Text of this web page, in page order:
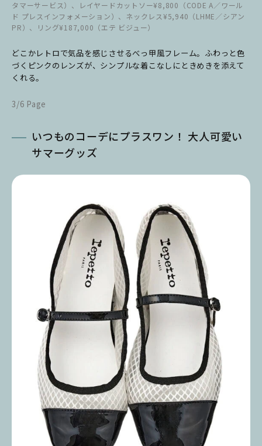
タマーサービス）、レイヤードカットソー¥8,800（CODE A／ワール
ド プレスインフォメーション）、ネックレス¥5,940（LHME／シアン
PR）、リング¥187,000（エテ ビジュー）
どこかレトロで気品を感じさせるべっ甲風フレーム。ふわっと色
づくピンクのレンズが、シンプルな着こなしにときめきを添えて
くれる。
3/6 Page
いつものコーデにプラスワン！ 大人可愛い
サマーグッズ